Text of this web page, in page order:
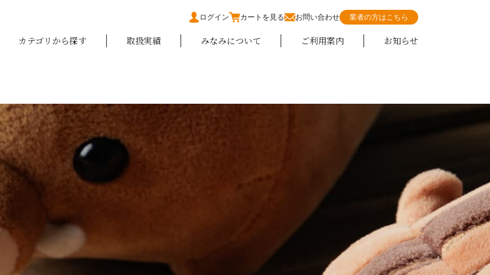
ログイン カートを見る お問い合わせ 業者の方はこちら
カテゴリから探す 取扱実績 みなみについて ご利用案内 お知らせ